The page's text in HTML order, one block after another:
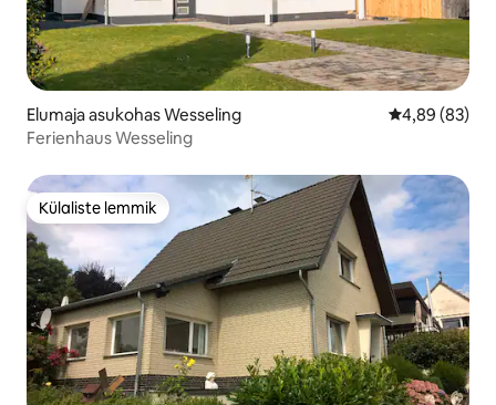
Elumaja asukohas Wesseling Keskmine
4,89 (83)
Ferienhaus Wesseling
Külaliste lemmik
Külaliste lemmik